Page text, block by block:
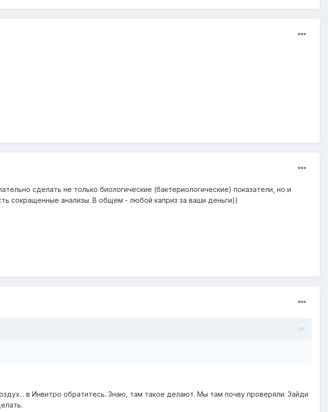
сделать не только биологические (бактериологические) показатели, но и
сокращенные анализы. В общем - любой каприз за ваши деньги))
в Инвитро обратитесь. Знаю, там такое делают. Мы там почву проверяли. Зайди